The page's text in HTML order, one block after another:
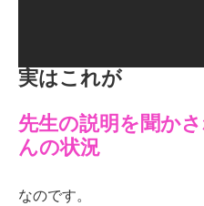
実はこれが
先生の説明を聞か
んの状況
なのです。